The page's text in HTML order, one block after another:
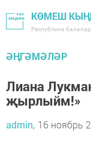
КӨМЕШ
Республика
ӘҢГӘМӘЛӘР
Лиана
җырлыйм!»
admin, 16 ноябрь